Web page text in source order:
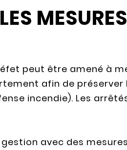
peut être amené à
afin de
incendie). Les
gestion avec des